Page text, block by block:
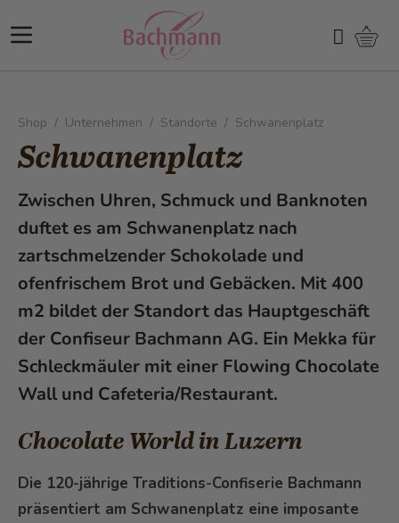
Suchen
Shop / Unternehmen / Standorte / Schwanenplatz
Schwanenplatz
Zwischen Uhren, Schmuck und Banknoten
duftet es am Schwanenplatz nach
zartschmelzender Schokolade und
ofenfrischem Brot und Gebäcken. Mit 400
m2 bildet der Standort das Hauptgeschäft
der Confiseur Bachmann AG. Ein Mekka für
Schleckmäuler mit einer Flowing Chocolate
Wall und Cafeteria/Restaurant.
Chocolate World in Luzern
Die 120-jährige Traditions-Confiserie Bachmann
präsentiert am Schwanenplatz eine imposante